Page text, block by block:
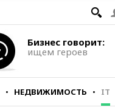
Бизнес говорит:
ищем героев
НЕДВИЖИМОСТЬ IT